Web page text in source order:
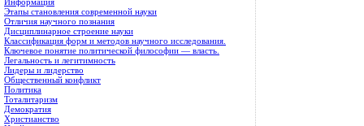
Этапы становления современной науки
Отличия научного познания
Дисциплинарное строение науки
Классификация форм и методов научного исследования.
Ключевое понятие политической философии — власть.
Легальность и легитимность
Лидеры и лидерство
Общественный конфликт
Политика
Тоталитаризм
Демократия
Христианство